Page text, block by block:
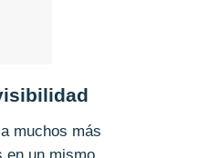
muchos más